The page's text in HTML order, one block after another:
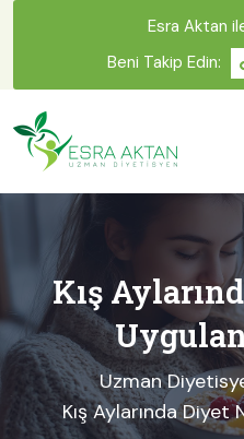
Esra Aktan
Beni Takip Edin:
Kış
Uzman
Kış Aylarında Diyet